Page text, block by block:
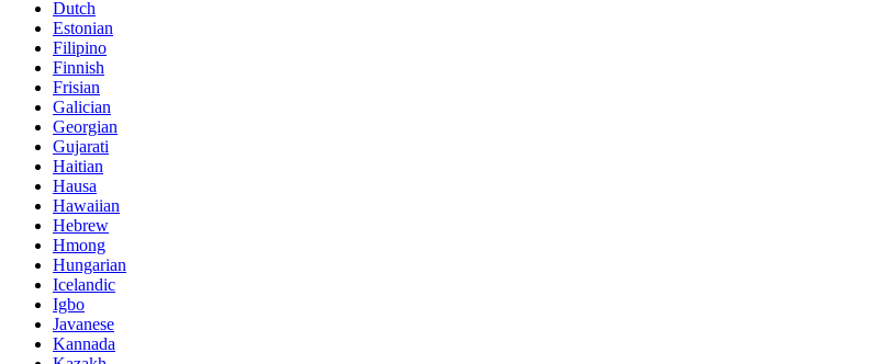
Dutch
Estonian
Filipino
Finnish
Frisian
Galician
Georgian
Gujarati
Haitian
Hausa
Hawaiian
Hebrew
Hmong
Hungarian
Icelandic
Igbo
Javanese
Kannada